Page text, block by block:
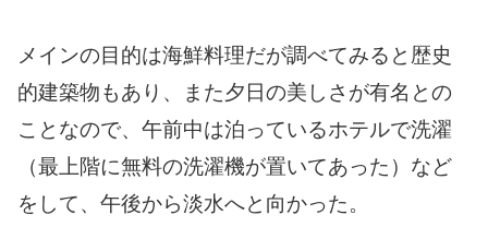
メインの目的は海鮮料理だが調べてみると歴史
的建築物もあり、また夕日の美しさが有名との
ことなので、午前中は泊っているホテルで洗濯
（最上階に無料の洗濯機が置いてあった）など
をして、午後から淡水へと向かった。